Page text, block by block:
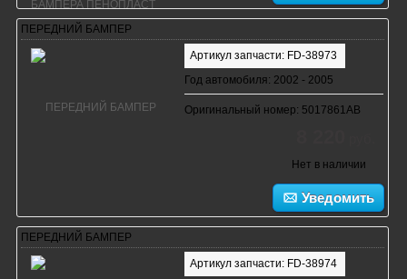
ПЕРЕДНИЙ БАМПЕР
Артикул запчасти: FD-38973
Год автомобиля: 2002 - 2005
Оригинальный номер: 5017861AB
Нет в наличии
Уведомить
ПЕРЕДНИЙ БАМПЕР
Артикул запчасти: FD-38974